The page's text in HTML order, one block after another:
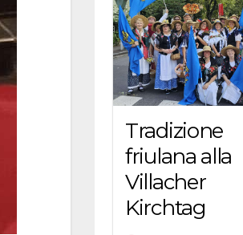
Tradizione
friulana alla
Villacher
Kirchtag